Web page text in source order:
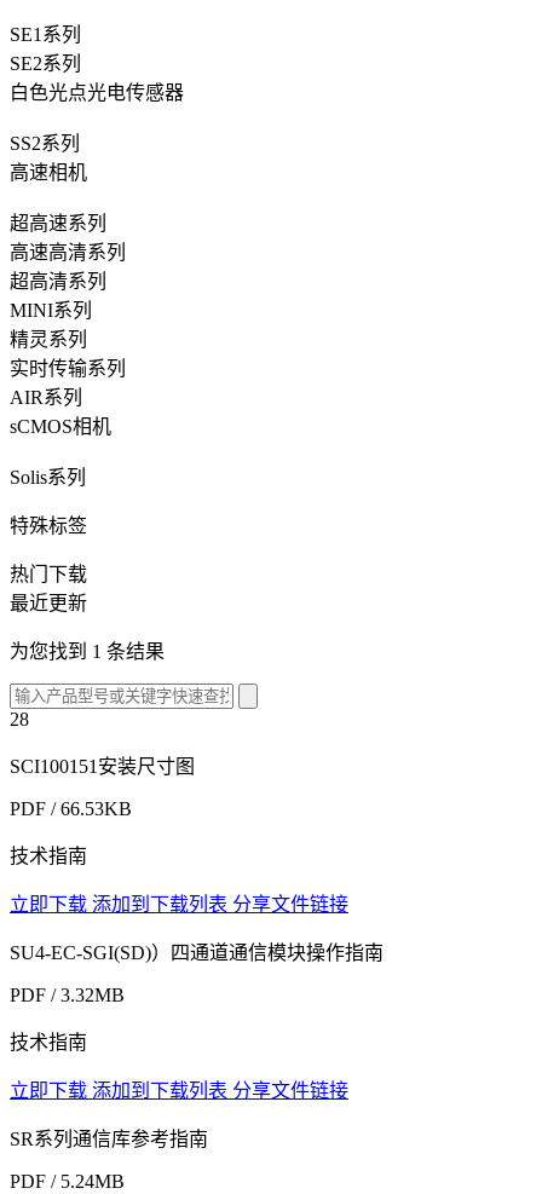
SE1系列
SE2系列
白色光点光电传感器
SS2系列
高速相机
超高速系列
高速高清系列
超高清系列
MINI系列
精灵系列
实时传输系列
AIR系列
sCMOS相机
Solis系列
特殊标签
热门下载
最近更新
为您找到 1 条结果
28
SCI100151安装尺寸图
PDF / 66.53KB
技术指南
立即下载 添加到下载列表 分享文件链接
SU4-EC-SGI(SD)）四通道通信模块操作指南
PDF / 3.32MB
技术指南
立即下载 添加到下载列表 分享文件链接
SR系列通信库参考指南
PDF / 5.24MB